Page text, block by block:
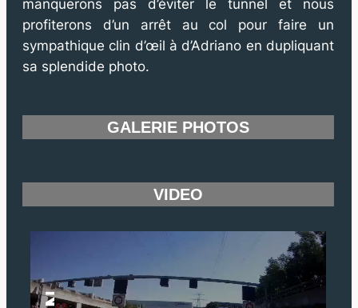
manquerons pas d’éviter le tunnel et nous
profiterons d’un arrêt au col pour faire un
sympathique clin d’œil à d’Adriano en dupliquant
sa splendide photo.
GALERIE PHOTOS
VIDEO